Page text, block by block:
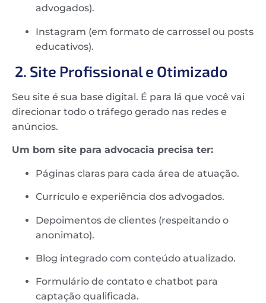
advogados).
Instagram (em formato de carrossel ou posts
educativos).
2. Site Profissional e Otimizado
Seu site é sua base digital. É para lá que você vai
direcionar todo o tráfego gerado nas redes e
anúncios.
Um bom site para advocacia precisa ter:
Páginas claras para cada área de atuação.
Currículo e experiência dos advogados.
Depoimentos de clientes (respeitando o
anonimato).
Blog integrado com conteúdo atualizado.
Formulário de contato e chatbot para
captação qualificada.